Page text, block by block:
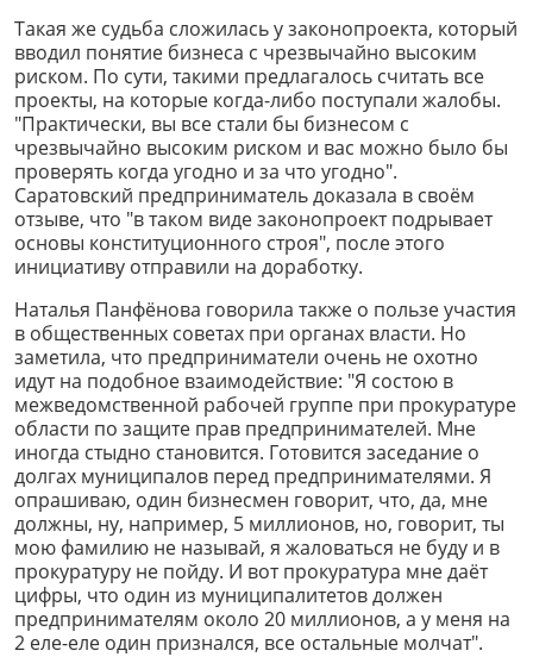
Такая же судьба сложилась у законопроекта, который
вводил понятие бизнеса с чрезвычайно высоким
риском. По сути, такими предлагалось считать все
проекты, на которые когда-либо поступали жалобы.
"Практически, вы все стали бы бизнесом с
чрезвычайно высоким риском и вас можно было бы
проверять когда угодно и за что угодно".
Саратовский предприниматель доказала в своём
отзыве, что "в таком виде законопроект подрывает
основы конституционного строя", после этого
инициативу отправили на доработку.
Наталья Панфёнова говорила также о пользе участия
в общественных советах при органах власти. Но
заметила, что предприниматели очень не охотно
идут на подобное взаимодействие: "Я состою в
межведомственной рабочей группе при прокуратуре
области по защите прав предпринимателей. Мне
иногда стыдно становится. Готовится заседание о
долгах муниципалов перед предпринимателями. Я
опрашиваю, один бизнесмен говорит, что, да, мне
должны, ну, например, 5 миллионов, но, говорит, ты
мою фамилию не называй, я жаловаться не буду и в
прокуратуру не пойду. И вот прокуратура мне даёт
цифры, что один из муниципалитетов должен
предпринимателям около 20 миллионов, а у меня на
2 еле-еле один признался, все остальные молчат".